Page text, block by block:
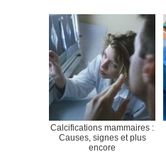
Calcifications mammaires :
Causes, signes et plus
encore